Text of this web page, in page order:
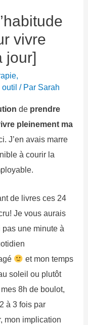
vivre
jour]
,
outil / Par Sarah
de prendre
pleinement ma
J’en avais marre
à courir la
de livres ces 24
Je vous aurais
une minute à
et mon temps
soleil ou plutôt
8h de boulot,
à 3 fois par
mon implication